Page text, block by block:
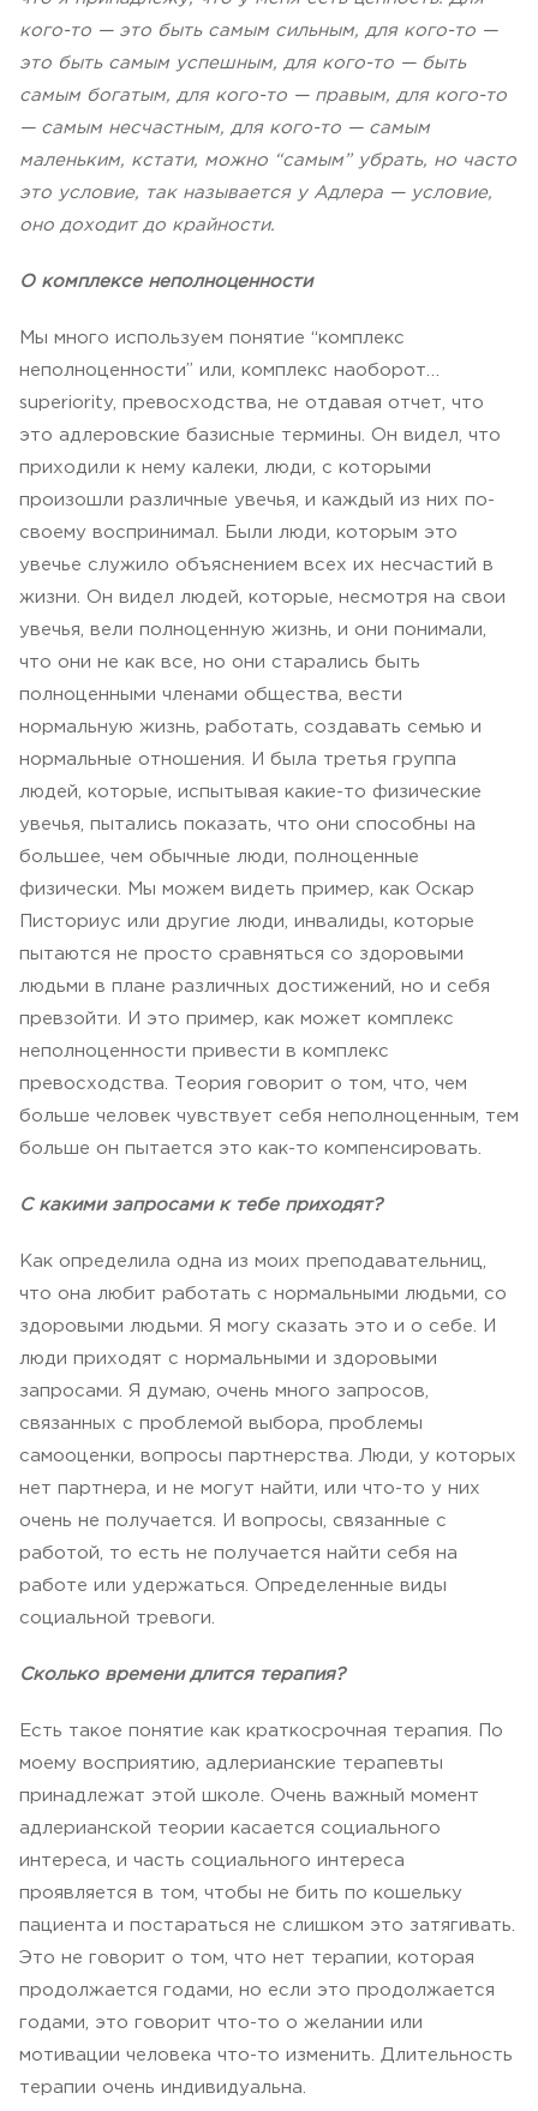
кого-то — это быть самым сильным, для кого-то —
это быть самым успешным, для кого-то — быть
самым богатым, для кого-то — правым, для кого-то
— самым несчастным, для кого-то — самым
маленьким, кстати, можно “самым” убрать, но часто
это условие, так называется у Адлера — условие,
оно доходит до крайности.
О комплексе неполноценности
Мы много используем понятие “комплекс
неполноценности” или, комплекс наоборот…
superiority, превосходства, не отдавая отчет, что
это адлеровские базисные термины. Он видел, что
приходили к нему калеки, люди, с которыми
произошли различные увечья, и каждый из них по-
своему воспринимал. Были люди, которым это
увечье служило объяснением всех их несчастий в
жизни. Он видел людей, которые, несмотря на свои
увечья, вели полноценную жизнь, и они понимали,
что они не как все, но они старались быть
полноценными членами общества, вести
нормальную жизнь, работать, создавать семью и
нормальные отношения. И была третья группа
людей, которые, испытывая какие-то физические
увечья, пытались показать, что они способны на
большее, чем обычные люди, полноценные
физически. Мы можем видеть пример, как Оскар
Писториус или другие люди, инвалиды, которые
пытаются не просто сравняться со здоровыми
людьми в плане различных достижений, но и себя
превзойти. И это пример, как может комплекс
неполноценности привести в комплекс
превосходства. Теория говорит о том, что, чем
больше человек чувствует себя неполноценным, тем
больше он пытается это как-то компенсировать.
С какими запросами к тебе приходят?
Как определила одна из моих преподавательниц,
что она любит работать с нормальными людьми, со
здоровыми людьми. Я могу сказать это и о себе. И
люди приходят с нормальными и здоровыми
запросами. Я думаю, очень много запросов,
связанных с проблемой выбора, проблемы
самооценки, вопросы партнерства. Люди, у которых
нет партнера, и не могут найти, или что-то у них
очень не получается. И вопросы, связанные с
работой, то есть не получается найти себя на
работе или удержаться. Определенные виды
социальной тревоги.
Сколько времени длится терапия?
Есть такое понятие как краткосрочная терапия. По
моему восприятию, адлерианские терапевты
принадлежат этой школе. Очень важный момент
адлерианской теории касается социального
интереса, и часть социального интереса
проявляется в том, чтобы не бить по кошельку
пациента и постараться не слишком это затягивать.
Это не говорит о том, что нет терапии, которая
продолжается годами, но если это продолжается
годами, это говорит что-то о желании или
мотивации человека что-то изменить. Длительность
терапии очень индивидуальна.